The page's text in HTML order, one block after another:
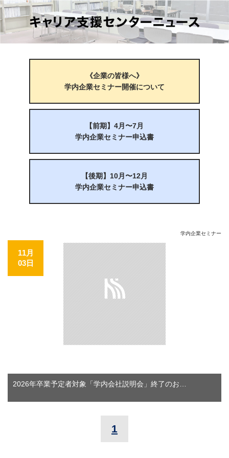
《企業の皆様へ》
学内企業セミナー開催について
【前期】4月〜7月
学内企業セミナー申込書
【後期】10月〜12月
学内企業セミナー申込書
学内企業セミナー
11月
03日
2026年卒業予定者対象「学内会社説明会」終了のお…
1